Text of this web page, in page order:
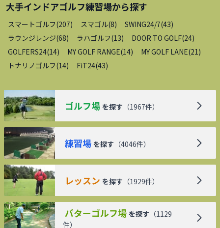
大手インドアゴルフ練習場から探す
スマートゴルフ(207) スマゴル(8) SWING24/7(43)
ラウンジレンジ(68) ラハゴルフ(13) DOOR TO GOLF(24)
GOLFERS24(14) MY GOLF RANGE(14) MY GOLF LANE(21 )
トナリノゴルフ(14) FiT24(43)
ゴルフ場 を探す （1967件）
練習場 を探す （4046件）
レッスン を探す （1929件）
パターゴルフ場 を探す （1129
件）